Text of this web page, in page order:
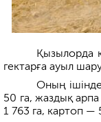
Қызылорда
гектарға ауыл
Оның
50 га, жаздық
1 763 га, картоп —